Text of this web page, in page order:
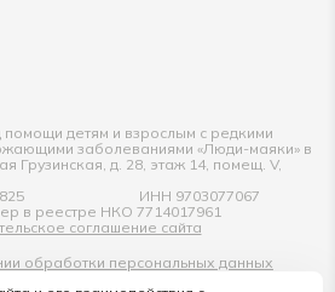
детям и взрослым с редкими
заболеваниями «Люди-маяки» в
Грузинская, д. 28, этаж 14, помещ. V,
ИНН 9703077067
в реестре НКО 7714017961
соглашение сайта
обработки персональных данных